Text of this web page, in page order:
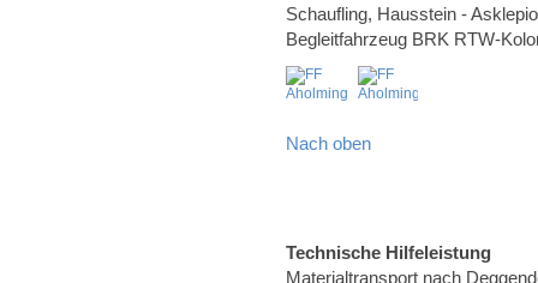
Schaufling, Hausstein -
Begleitfahrzeug BRK RTW-
Nach oben
Technische Hilfeleistung
Materialtransport nach